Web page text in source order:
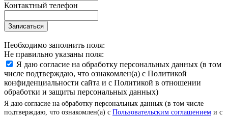
Контактный телефон
Записаться
Необходимо заполнить поля:
Не правильно указаны поля:
Я даю согласие на обработку персональных данных (в том
числе подтверждаю, что ознакомлен(а) с Политикой
конфиденциальности сайта и с Политикой в отношении
обработки и защиты персональных данных)
Я даю согласие на обработку персональных данных (в том числе
подтверждаю, что ознакомлен(а) с Пользовательским соглашением и с